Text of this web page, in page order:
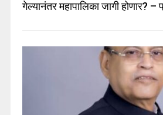
गेल्यानंतर महापालिका जागी होणार? –